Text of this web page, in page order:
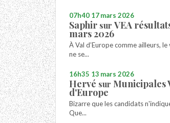
07h40 17mars 2026
Saphir sur VEA
mars 2026
À Val d’Europe comme ailleurs,
ne se...
16h35 13 mars 2026
Hervé sur Municipales
d'Europe
Bizarre que les candidats
Que...